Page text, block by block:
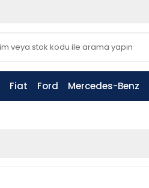
Fiat Ford Mercedes-Benz